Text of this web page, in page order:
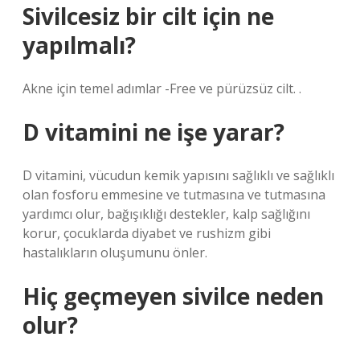
Sivilcesiz bir cilt için ne
yapılmalı?
Akne için temel adımlar -Free ve pürüzsüz cilt. .
D vitamini ne işe yarar?
D vitamini, vücudun kemik yapısını sağlıklı ve sağlıklı
olan fosforu emmesine ve tutmasına ve tutmasına
yardımcı olur, bağışıklığı destekler, kalp sağlığını
korur, çocuklarda diyabet ve rushizm gibi
hastalıkların oluşumunu önler.
Hiç geçmeyen sivilce neden
olur?